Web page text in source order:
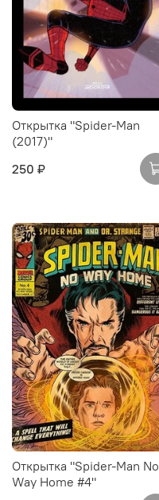
Открытка "Spider-Man
(2017)"
250 ₽
Открытка "Spider-Man No
Way Home #4"